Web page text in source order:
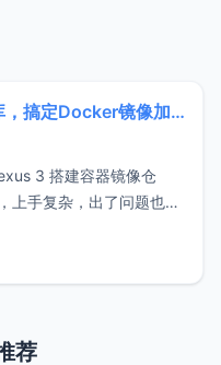
使用Zot搭建私有容器镜像仓库，搞定Docker镜像加速
3 搭建容器镜像仓
上手复杂，出了问题也不
性，推荐开发者或运维人
什么是Zot？
荐